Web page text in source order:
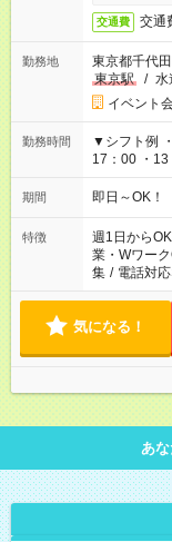
交通費 交通
勤務地
東京都千代
東京駅
/ 水
イベント
勤務時間
▼シフト例
17：00 ・13：
仕事により
期間 即日～OK
特徴 週1日からOK
業・Wワー
集 / 電話対
気になる！
あ